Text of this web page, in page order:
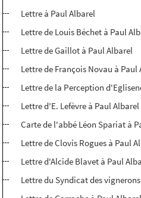
Lettre à Paul Albarel
Lettre de Louis Béchet à Paul
Lettre de Gaillot à Paul Albarel
Lettre de François Novau à Paul
Lettre de la Perception
Lettre d'E. Lefèvre à Paul Albarel
Carte de l'abbé Léon Spariat à
Lettre de Clovis Rogues à Paul
Lettre d'Alcide Blavet à Paul
Lettre du Syndicat des